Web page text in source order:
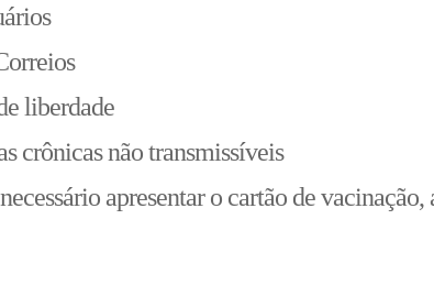
liberdade
crônicas não transmissíveis
apresentar o cartão de